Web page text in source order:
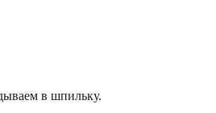
в шпильку.